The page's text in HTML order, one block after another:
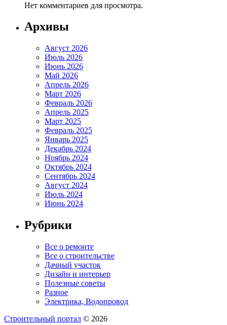
Нет комментариев для просмотра.
Архивы
Август 2026
Июль 2026
Июнь 2026
Май 2026
Апрель 2026
Март 2026
Февраль 2026
Апрель 2025
Март 2025
Февраль 2025
Январь 2025
Декабрь 2024
Ноябрь 2024
Октябрь 2024
Сентябрь 2024
Август 2024
Июль 2024
Июнь 2024
Рубрики
Все о ремонте
Все о строительстве
Дачный участок
Дизайн и интерьер
Полезные советы
Разное
Электрика, Водопровод
Строительный портал © 2026